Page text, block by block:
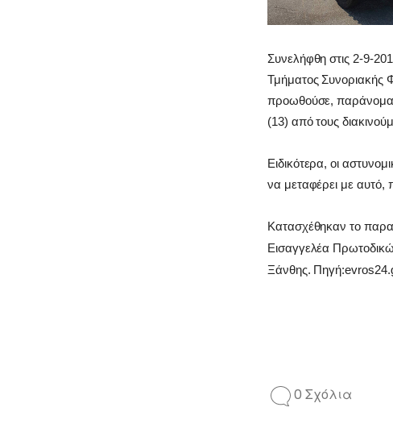
Συνελήφθη στις 2-9-
Τμήματος Συνοριακής
προωθούσε, παράνομα,
(13) από τους
Ειδικότερα, οι
να μεταφέρει με
Κατασχέθηκαν το
Εισαγγελέα
Ξάνθης.
0 Σχόλια